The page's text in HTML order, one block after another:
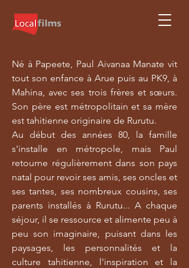
Né à Papeete, Paul Aivanaa Manate vit
tout son enfance à Arue puis au PK9, à
Mahina, avec ses trois frères et sœurs.
Son père est métropolitain et sa mère
est tahitienne originaire de Rurutu.
Au début des années 80, la famille
s'installe en métropole, mais Paul
retourne régulièrement dans son pays
natal pour revoir ses amis, ses oncles et
ses tantes, ses nombreux cousins, ses
parents installés à Rurutu... A chaque
séjour, il se ressource et alimente peu à
peu son imaginaire, puisant dans les
paysages, les personnalités et la
culture tahitienne, l'inspiration et la